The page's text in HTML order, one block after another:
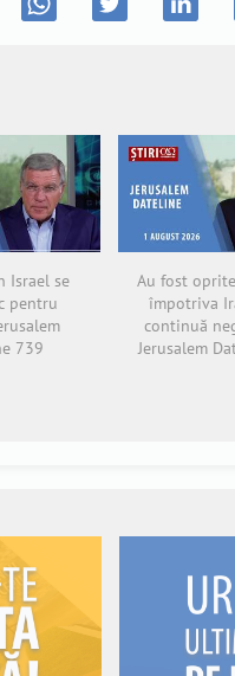
Israel se
pentru
739
Au fost
împotriva
continuă
Jerusalem